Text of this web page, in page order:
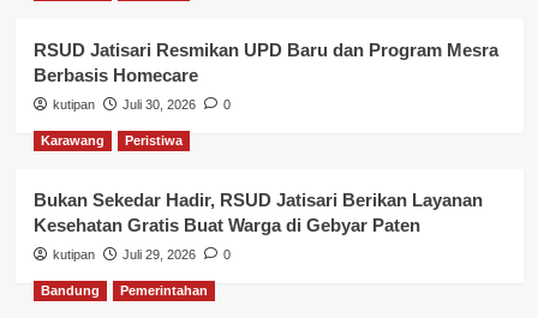
RSUD Jatisari Resmikan UPD Baru dan Program Mesra
Berbasis Homecare
kutipan Juli 30, 2026 0
Karawang Peristiwa
Bukan Sekedar Hadir, RSUD Jatisari Berikan Layanan
Kesehatan Gratis Buat Warga di Gebyar Paten
kutipan Juli 29, 2026 0
Bandung Pemerintahan